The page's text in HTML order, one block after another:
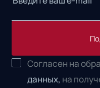
Согласен на
данных, на